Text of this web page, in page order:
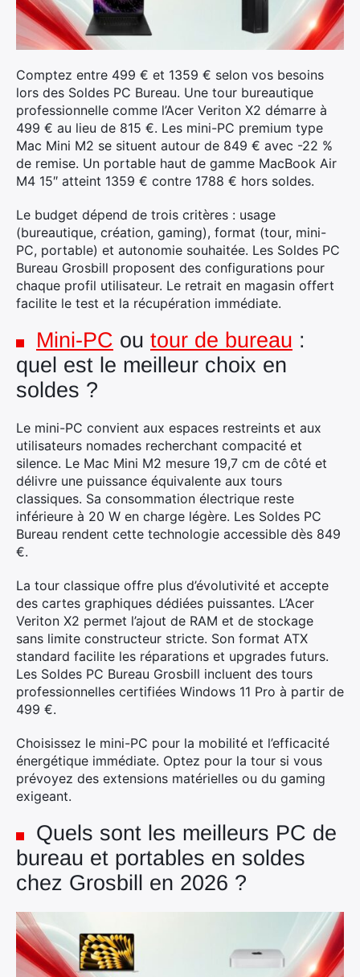
Comptez entre 499 € et 1359 € selon vos besoins
lors des Soldes PC Bureau. Une tour bureautique
professionnelle comme l’Acer Veriton X2 démarre à
499 € au lieu de 815 €. Les mini-PC premium type
Mac Mini M2 se situent autour de 849 € avec -22 %
de remise. Un portable haut de gamme MacBook Air
M4 15″ atteint 1359 € contre 1788 € hors soldes.
Le budget dépend de trois critères : usage
(bureautique, création, gaming), format (tour, mini-
PC, portable) et autonomie souhaitée. Les Soldes PC
Bureau Grosbill proposent des configurations pour
chaque profil utilisateur. Le retrait en magasin offert
facilite le test et la récupération immédiate.
Mini-PC ou tour de bureau :
quel est le meilleur choix en
soldes ?
Le mini-PC convient aux espaces restreints et aux
utilisateurs nomades recherchant compacité et
silence. Le Mac Mini M2 mesure 19,7 cm de côté et
délivre une puissance équivalente aux tours
classiques. Sa consommation électrique reste
inférieure à 20 W en charge légère. Les Soldes PC
Bureau rendent cette technologie accessible dès 849
€.
La tour classique offre plus d’évolutivité et accepte
des cartes graphiques dédiées puissantes. L’Acer
Veriton X2 permet l’ajout de RAM et de stockage
sans limite constructeur stricte. Son format ATX
standard facilite les réparations et upgrades futurs.
Les Soldes PC Bureau Grosbill incluent des tours
professionnelles certifiées Windows 11 Pro à partir de
499 €.
Choisissez le mini-PC pour la mobilité et l’efficacité
énergétique immédiate. Optez pour la tour si vous
prévoyez des extensions matérielles ou du gaming
exigeant.
Quels sont les meilleurs PC de
bureau et portables en soldes
chez Grosbill en 2026 ?